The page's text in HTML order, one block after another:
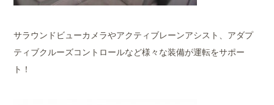
サラウンドビューカメラやアクティブレーンアシスト、アダプ
ティブクルーズコントロールなど様々な装備が運転をサポー
ト！